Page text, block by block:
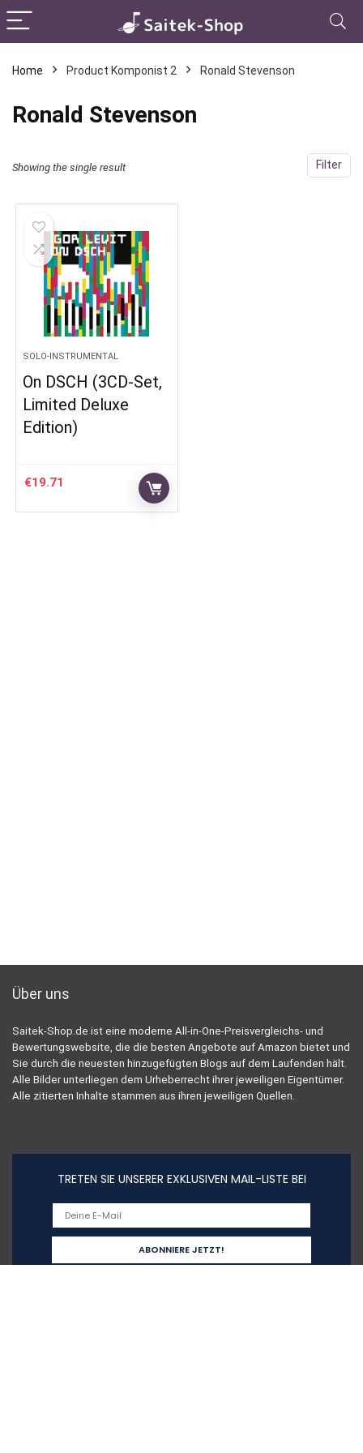
Home Product Komponist 2 Ronald Stevenson
Ronald Stevenson
Filter
Showing the single result
SOLO-INSTRUMENTAL
On DSCH (3CD-Set,
Limited Deluxe
Edition)
€19.71
Über uns
Saitek-Shop.de ist eine moderne All-in-One-Preisvergleichs- und
Bewertungswebsite, die die besten Angebote auf Amazon bietet und
Sie durch die neuesten hinzugefügten Blogs auf dem Laufenden hält.
Alle Bilder unterliegen dem Urheberrecht ihrer jeweiligen Eigentümer.
Alle zitierten Inhalte stammen aus ihren jeweiligen Quellen.
TRETEN SIE UNSERER EXKLUSIVEN MAIL-LISTE BEI